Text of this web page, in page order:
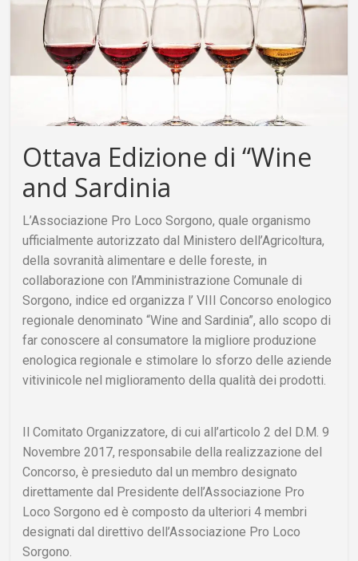
Ottava Edizione di “Wine
and Sardinia
L’Associazione Pro Loco Sorgono, quale organismo
ufficialmente autorizzato dal Ministero dell’Agricoltura,
della sovranità alimentare e delle foreste, in
collaborazione con l’Amministrazione Comunale di
Sorgono, indice ed organizza l’ VIII Concorso enologico
regionale denominato “Wine and Sardinia”, allo scopo di
far conoscere al consumatore la migliore produzione
enologica regionale e stimolare lo sforzo delle aziende
vitivinicole nel miglioramento della qualità dei prodotti.
Il Comitato Organizzatore, di cui all’articolo 2 del D.M. 9
Novembre 2017, responsabile della realizzazione del
Concorso, è presieduto dal un membro designato
direttamente dal Presidente dell’Associazione Pro
Loco Sorgono ed è composto da ulteriori 4 membri
designati dal direttivo dell’Associazione Pro Loco
Sorgono.